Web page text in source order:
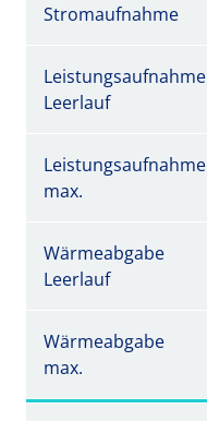
Stromaufnahme
Leistungsaufnahme
Leerlauf
Leistungsaufnahme
max.
Wärmeabgabe
Leerlauf
Wärmeabgabe
max.